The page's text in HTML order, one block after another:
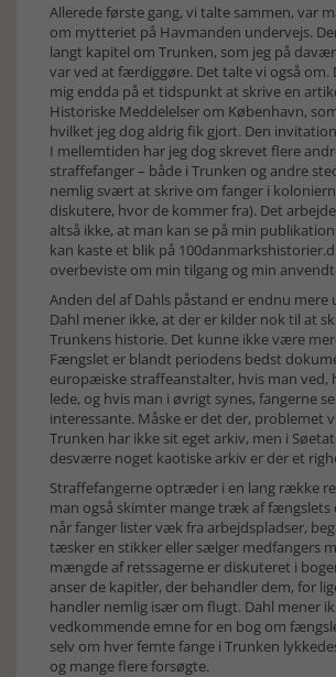
Allerede første gang, vi talte sammen, var
om mytteriet på Havmanden undervejs.
langt kapitel om Trunken, som jeg på
var ved at færdiggøre. Det talte vi også om.
mig endda på et tidspunkt at skrive en
Historiske Meddelelser om København,
hvilket jeg dog aldrig fik gjort. Den
I mellemtiden har jeg dog skrevet flere
straffefanger – både i Trunken og andre
nemlig svært at skrive om fanger i
diskutere, hvor de kommer fra). Det
altså ikke, at man kan se på min
kan kaste et blik på
overbeviste om min tilgang og min
Anden del af Dahls påstand er endnu mere
Dahl mener ikke, at der er kilder nok til at
Trunkens historie. Det kunne ikke være
Fængslet er blandt periodens bedst
europæiske straffeanstalter, hvis man ved,
lede, og hvis man i øvrigt synes, fangerne
interessante. Måske er det der, problemet
Trunken har ikke sit eget arkiv, men i
desværre noget kaotiske arkiv er der et
Straffefangerne optræder i en lang række
man også skimter mange træk af fængslets
når fanger lister væk fra arbejdspladser,
tæsker en stikker eller sælger medfangers
mængde af retssagerne er diskuteret i
anser de kapitler, der behandler dem, for
handler nemlig især om flugt. Dahl mener
vedkommende emne for en bog om
selv om hver femte fange i Trunken
og mange flere forsøgte.